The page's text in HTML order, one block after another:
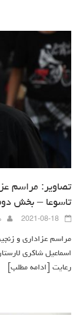
تصاویر: مراسم
تاسوعا – بخش
2021-08-18
مراسم عزاداری و
اسماعیل شاکری
رعایت
[ادامه مطلب]